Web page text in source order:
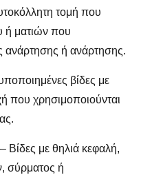
τομή που
ή ματιών που
ανάρτησης ή ανάρτησης.
βίδες με
που χρησιμοποιούνται
με θηλιά κεφαλή,
σύρματος ή